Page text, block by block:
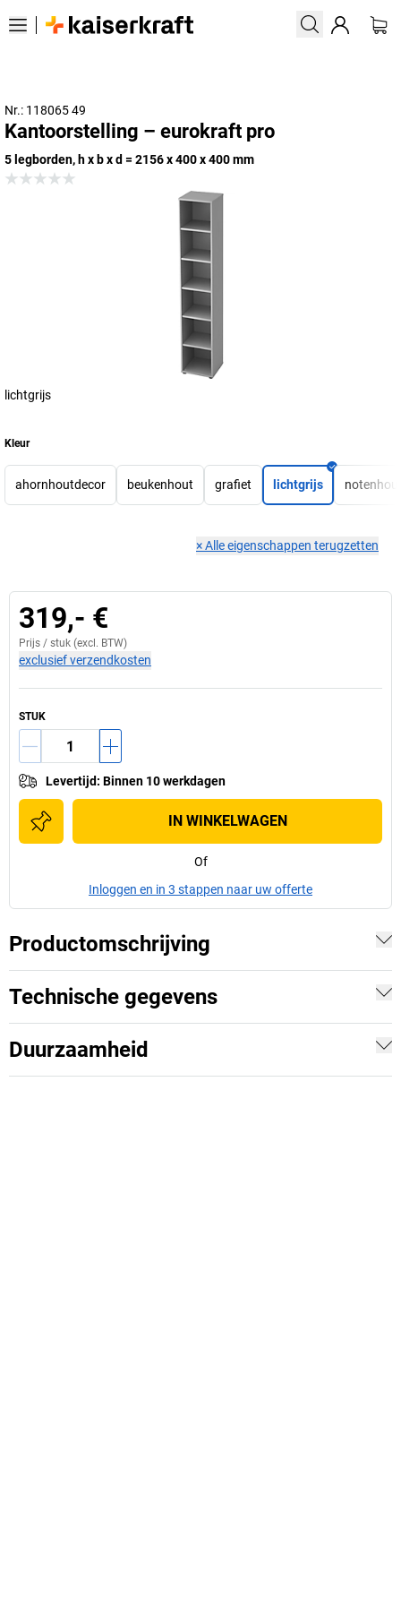
Nr.: 118065 49
Kantoorstelling – eurokraft pro
5 legborden, h x b x d = 2156 x 400 x 400 mm
lichtgrijs
Kleur
ahornhoutdecor beukenhout grafiet lichtgrijs
×Alle eigenschappen terugzetten
319,- €
Prijs / stuk (excl. BTW)
exclusief verzendkosten
STUK
Levertijd: Binnen 10 werkdagen
IN WINKELWAGEN
Of
Inloggen en in 3 stappen naar uw offerte
Productomschrijving
Technische gegevens
Duurzaamheid